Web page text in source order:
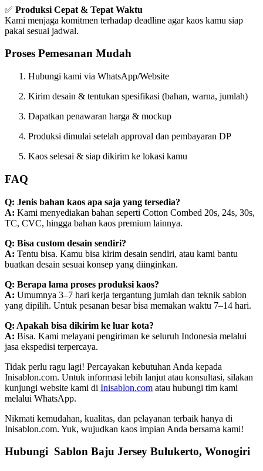
✅ Produksi Cepat & Tepat Waktu
Kami menjaga komitmen terhadap deadline agar kaos kamu siap
pakai sesuai jadwal.
Proses Pemesanan Mudah
Hubungi kami via WhatsApp/Website
Kirim desain & tentukan spesifikasi (bahan, warna, jumlah)
Dapatkan penawaran harga & mockup
Produksi dimulai setelah approval dan pembayaran DP
Kaos selesai & siap dikirim ke lokasi kamu
FAQ
Q: Jenis bahan kaos apa saja yang tersedia?
A: Kami menyediakan bahan seperti Cotton Combed 20s, 24s, 30s,
TC, CVC, hingga bahan kaos premium lainnya.
Q: Bisa custom desain sendiri?
A: Tentu bisa. Kamu bisa kirim desain sendiri, atau kami bantu
buatkan desain sesuai konsep yang diinginkan.
Q: Berapa lama proses produksi kaos?
A: Umumnya 3–7 hari kerja tergantung jumlah dan teknik sablon
yang dipilih. Untuk pesanan besar bisa memakan waktu 7–14 hari.
Q: Apakah bisa dikirim ke luar kota?
A: Bisa. Kami melayani pengiriman ke seluruh Indonesia melalui
jasa ekspedisi terpercaya.
Tidak perlu ragu lagi! Percayakan kebutuhan Anda kepada
Inisablon.com. Untuk informasi lebih lanjut atau konsultasi, silakan
kunjungi website kami di Inisablon.com atau hubungi tim kami
melalui WhatsApp.
Nikmati kemudahan, kualitas, dan pelayanan terbaik hanya di
Inisablon.com. Yuk, wujudkan kaos impian Anda bersama kami!
Hubungi Sablon Baju Jersey Bulukerto, Wonogiri